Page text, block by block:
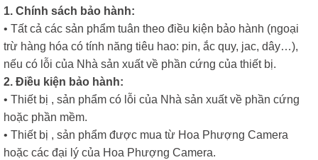
1. Chính sách bảo hành:
• Tất cả các sản phẩm tuân theo điều kiện bảo hành (ngoại
trừ hàng hóa có tính năng tiêu hao: pin, ắc quy, jac, dây…),
nếu có lỗi của Nhà sản xuất về phần cứng của thiết bị.
2. Điều kiện bảo hành:
• Thiết bị , sản phẩm có lỗi của Nhà sản xuất về phần cứng
hoặc phần mềm.
• Thiết bị , sản phẩm được mua từ Hoa Phượng Camera
hoặc các đại lý của Hoa Phượng Camera.